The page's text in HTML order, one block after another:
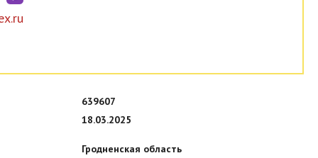
639607
18.03.2025
Гродненская область